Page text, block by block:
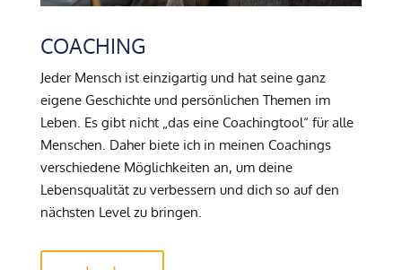
COACHING
Jeder Mensch ist einzigartig und hat seine ganz
eigene Geschichte und persönlichen Themen im
Leben. Es gibt nicht „das eine Coachingtool“ für alle
Menschen. Daher biete ich in meinen Coachings
verschiedene Möglichkeiten an, um deine
Lebensqualität zu verbessern und dich so auf den
nächsten Level zu bringen.